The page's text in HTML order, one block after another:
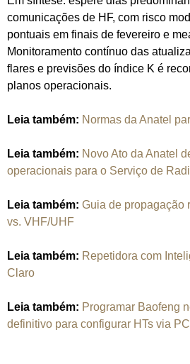
comunicações de HF, com risco
pontuais em finais de fevereiro e
Monitoramento contínuo das
flares e previsões do índice K é
planos operacionais.
Leia também: Normas da Anatel
Leia também: Novo Ato da Anatel
operacionais para o Serviço de
Leia também: Guia de propagação
vs. VHF/UHF
Leia também: Repetidora com
Claro
Leia também: Programar Baofeng
definitivo para configurar HTs via PC